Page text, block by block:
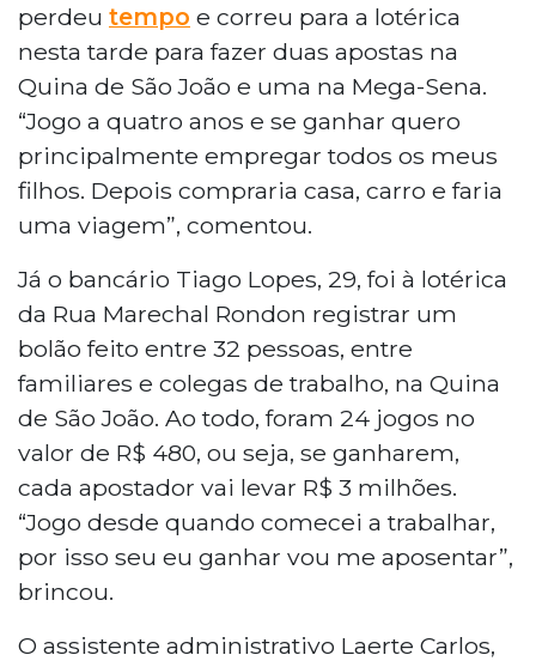
perdeu tempo e correu para a lotérica
nesta tarde para fazer duas apostas na
Quina de São João e uma na Mega-Sena.
“Jogo a quatro anos e se ganhar quero
principalmente empregar todos os meus
filhos. Depois compraria casa, carro e faria
uma viagem”, comentou.
Já o bancário Tiago Lopes, 29, foi à lotérica
da Rua Marechal Rondon registrar um
bolão feito entre 32 pessoas, entre
familiares e colegas de trabalho, na Quina
de São João. Ao todo, foram 24 jogos no
valor de R$ 480, ou seja, se ganharem,
cada apostador vai levar R$ 3 milhões.
“Jogo desde quando comecei a trabalhar,
por isso seu eu ganhar vou me aposentar”,
brincou.
O assistente administrativo Laerte Carlos,